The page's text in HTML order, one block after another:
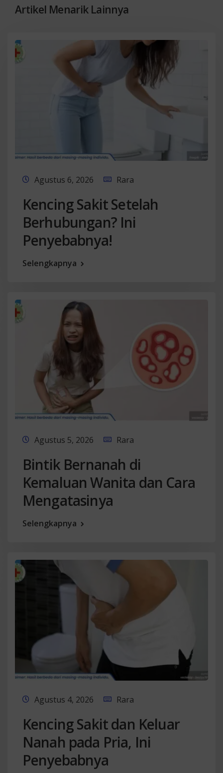
Artikel Menarik Lainnya
Agustus 6, 2026 Rara
Kencing Sakit Setelah
Berhubungan? Ini
Penyebabnya!
Selengkapnya
Agustus 5, 2026 Rara
Bintik Bernanah di
Kemaluan Wanita dan Cara
Mengatasinya
Selengkapnya
Agustus 4, 2026 Rara
Kencing Sakit dan Keluar
Nanah pada Pria, Ini
Penyebabnya